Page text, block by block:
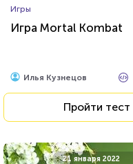
Игры
Игра Mortal Kombat
Илья Кузнецов
Пройти тест
21 января 2022